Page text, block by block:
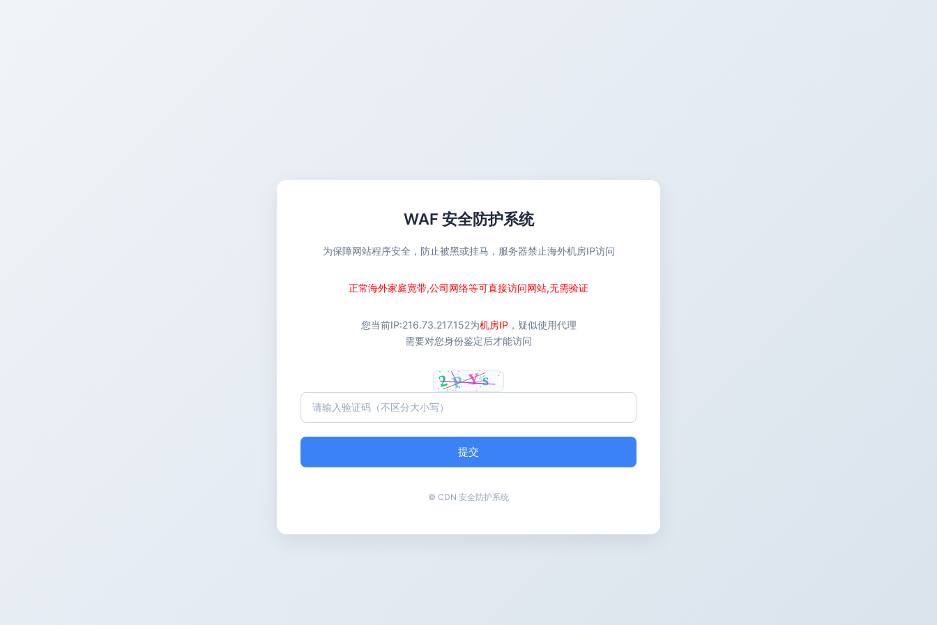
WAF 安全防护系统
为保障网站程序安全，防止被黑或挂马，服务器禁止海外机房IP访问
正常海外家庭宽带,公司网络等可直接访问网站,无需验证
您当前IP:216.73.217.152为机房IP ，疑似使用代理
需要对您身份鉴定后才能访问
提交
© CDN 安全防护系统